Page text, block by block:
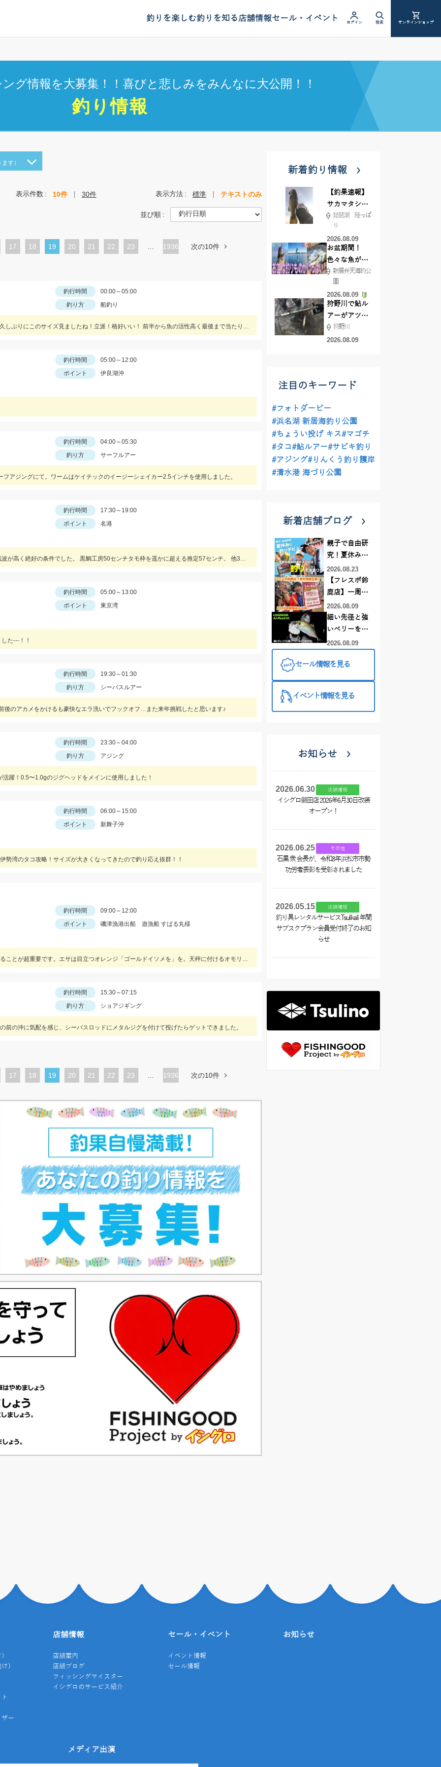
釣りを楽しむ釣りを知る店舗情報セール・イベント ログイン 検索 オンラインショップ
グ情報を大募集！！喜びと悲しみをみんなに大公開！！
釣り情報
す）
表示件数 10件 30件 表示方法 標準 テキストのみ
並び順
ペ
17
ペ
18
カ
ジ
19
ペ
20
ペ
21
ペ
22
ペ
23 1936 次の10件
釣行時間
00:00～05:00
釣り方
船釣り
テンヤにて2kg天竺タチウオがあがりました。 久しぶりにこのサイズ見ましたね！立派！格好いい！ 前半から魚の活性高く最後まで当たり続きました。 テンヤでもエサ釣りぐらいの数釣りも楽しめていました。 テンヤは平均サイズもよく満足する釣行となりました。 テンヤは2名様で21匹と43匹。21匹のお客さんは途中お昼寝でした。その他、エサ釣りとエサ釣りテンヤ混合のお客さん。 エサ釣り54匹 サイズ2～3.5本指 テンヤ21と43匹 サイズ2.5～8本指(最大2kg) 今週7/24深夜便、7/25朝帰りの便ですがグループ様のキャンセル出た為お席に余裕ができました。皆様からのチャレンジお待ちしております。
釣行時間
05:00～12:00
ポイント
伊良湖沖
釣行時間
04:00～05:30
釣り方
サーフルアー
アジングにて。ワームはケイテックのイージーシェイカー2.5インチを使用しました。
釣行時間
17:30～19:00
ポイント
名港
鳴海店でイワガニを購入し釣行。 濁りが強く風波が高く絶好の条件でした。 黒鯛工房50センチタモ枠を遥かに超える推定57センチ。 他3枚追加
釣行時間
05:00～13:00
ポイント
東京湾
た---！！
釣行時間
19:30～01:30
釣り方
シーバスルアー
後のアカメをかけるも豪快なエラ洗いでフックオフ…また来年挑戦したと思います♪
釣行時間
23:30～04:00
釣り方
アジング
躍！0.5〜1.0gのジグヘッドをメインに使用しました！
釣行時間
06:00～15:00
ポイント
新舞子沖
勢湾のタコ攻略！サイズが大きくなってきたので釣り応え抜群！！
釣行時間
09:00～12:00
ポイント
磯津漁港出船 遊漁船 すばる丸様
濁りの強い伊勢湾ではエサと仕掛けを目立たせることが超重要です。エサは目立つオレンジ「ゴールドイソメを」を。天秤に付けるオモリにはキラキラ光るTsulino「カスタムカラーシンカー」がベストです。
釣行時間
15:30～07:15
釣り方
ショアジギング
前の沖に気配を感じ、シーバスロッドにメタルジグを付けて投げたらゲットできました。
ペ
17
ペ
18
カ
ト
ジ
19
ペ
20
ペ
21
ペ
22
ペ
23 1936 次の10件
新着釣り情報
【釣果速報】
サカマタシャ
ッド6インチ
で50ジャスト
ゲット!!
琵琶湖 陸っぱ
り
2026.08.09
お盆期間！
色々な魚が沢
山釣れてます
よ！
新居弁天海釣公
園
2026.08.09
狩野川で鮎ル
アーがアツ
い！！
狩野川
2026.08.09
注目のキーワード
#フォトダービー
#浜名湖 新居海釣り公園
#ちょうい投げ キス#マゴチ
#タコ#鮎ルアー#サビキ釣り
#アジング#りんくう釣り護岸
#清水港 海づり公園
新着店舗ブログ
親子で自由研
究！夏休みに
釣りデビュー
2026.08.23
【フレスポ鈴
鹿店】一周年
記念セール開
催中！新製品
ルアーロッド
もお買い
得！！！
2026.08.09
細い先径と強
いベリーをど
う活かすか |
プラス510の
2026.08.09
セール情報を見る
イベント情報を見る
お知らせ
2026.06.30 店舗情報
イシグロ磐田店 2026年6月30日改装
オープン！
2026.06.25 その他
石黒 衆 会長が、令和8年浜松市市勢
功労者表彰を受彰されました
2026.05.15 店舗情報
釣り具レンタルサービスTsulikali 年間
サブスクプラン会員受付終了のお知
らせ
）
ー
店舗情報
店舗案内
店舗ブログ
フィッシングマイスター
イシグロのサービス紹介
セール・イベント
イベント情報
セール情報
お知らせ
メディア出演